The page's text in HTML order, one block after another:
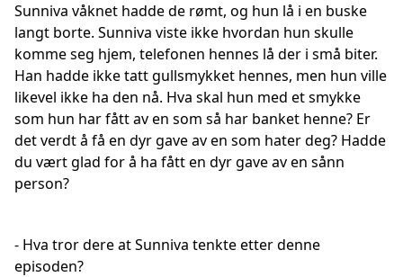
Sunniva våknet hadde de rømt, og hun lå i en buske
langt borte. Sunniva viste ikke hvordan hun skulle
komme seg hjem, telefonen hennes lå der i små biter.
Han hadde ikke tatt gullsmykket hennes, men hun ville
likevel ikke ha den nå. Hva skal hun med et smykke
som hun har fått av en som så har banket henne? Er
det verdt å få en dyr gave av en som hater deg? Hadde
du vært glad for å ha fått en dyr gave av en sånn
person?
- Hva tror dere at Sunniva tenkte etter denne
episoden?